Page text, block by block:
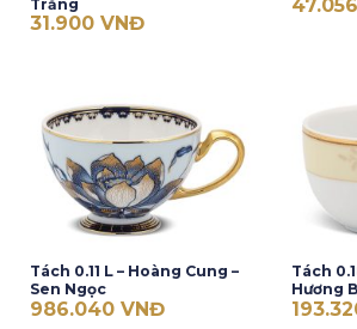
Trắng
31.900 VNĐ
47.056
Tách 0.11 L – Hoàng Cung –
Sen Ngọc
986.040 VNĐ
Tách
Hương